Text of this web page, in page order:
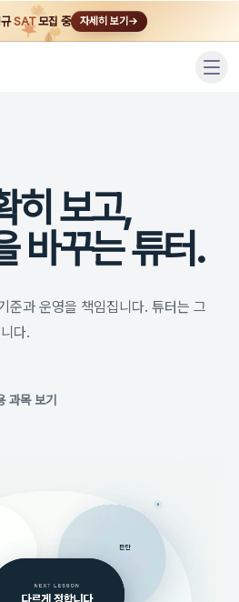
SAT모집 중 자세히 보기→
히 보고,
바꾸는 튜터.
준과 운영을 책임집니다. 튜터는 그
다.
과목 보기